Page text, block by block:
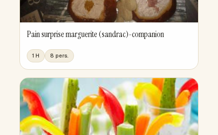
Pain surprise marguerite (sandrac)-companion
1 H 8 pers.